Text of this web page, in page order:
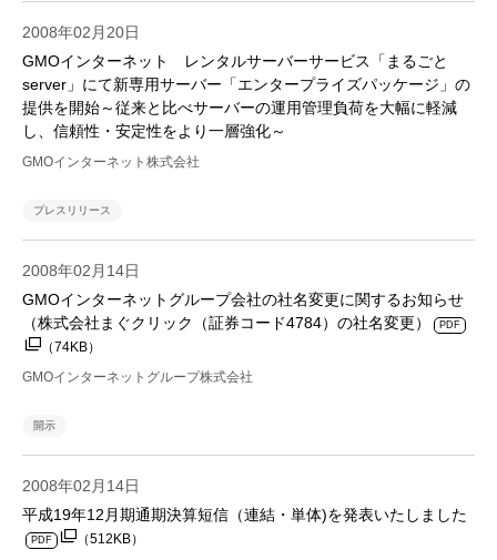
2008年02月20日
GMOインターネット レンタルサーバーサービス「まるごと
server」にて新専用サーバー「エンタープライズパッケージ」の
提供を開始～従来と比べサーバーの運用管理負荷を大幅に軽減
し、信頼性・安定性をより一層強化～
GMOインターネット株式会社
プレスリリース
2008年02月14日
GMOインターネットグループ会社の社名変更に関するお知らせ
（株式会社まぐクリック（証券コード4784）の社名変更）
PDF
（74KB）
GMOインターネットグループ株式会社
開示
2008年02月14日
平成19年12月期通期決算短信（連結・単体)を発表いたしました
PDF
（512KB）